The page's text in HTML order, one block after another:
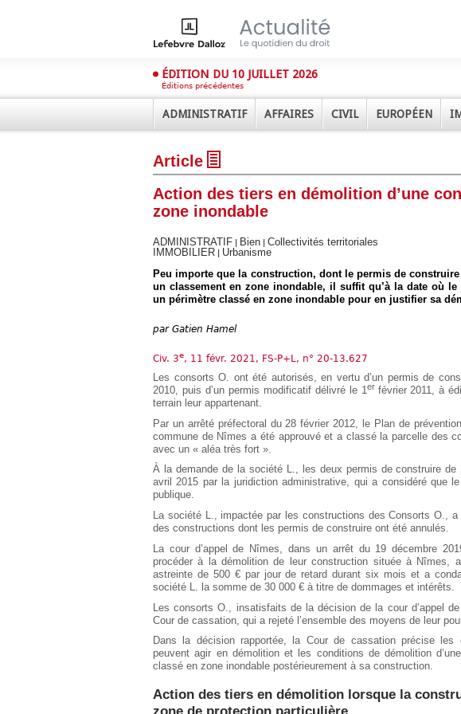
ÉDITION DU 10 JUILLET 2026
Éditions précédentes
ADMINISTRATIF AFFAIRES CIVIL EUROPÉEN
Article
Action des tiers en démolition d’une
zone inondable
ADMINISTRATIF Bien Collectivités territoriales
IMMOBILIER
Urbanisme
Peu importe que la construction, dont le permis de
un classement en zone inondable, il suffit qu’à la date où
un périmètre classé en zone inondable pour en justifier sa
par Gatien Hamel
Civ. 3e, 11 févr. 2021, FS-P+L, n° 20-13.627
Les consorts O. ont été autorisés, en vertu d’un permis de
2010, puis d’un permis modificatif délivré le 1 er février 2011, à
terrain leur appartenant.
Par un arrêté préfectoral du 28 février 2012, le Plan de
commune de Nîmes a été approuvé et a classé la parcelle des
avec un « aléa très fort ».
À la demande de la société L., les deux permis de construire
avril 2015 par la juridiction administrative, qui a considéré que
publique.
La société L., impactée par les constructions des Consorts O.,
des constructions dont les permis de construire ont été annulés.
La cour d’appel de Nîmes, dans un arrêt du 19 décembre
procéder à la démolition de leur construction située à Nîmes,
astreinte de 500 € par jour de retard durant six mois et a
société L. la somme de 30 000 € à titre de dommages et intérêts.
Les consorts O., insatisfaits de la décision de la cour d’appel
Cour de cassation, qui a rejeté l’ensemble des moyens de leur
Dans la décision rapportée, la Cour de cassation précise les
peuvent agir en démolition et les conditions de démolition
classé en zone inondable postérieurement à sa construction.
Action des tiers en démolition lorsque la